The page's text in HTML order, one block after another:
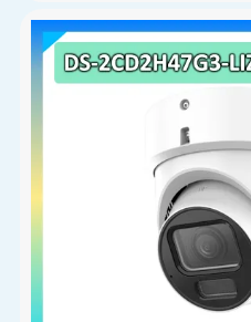
nhận diện chính xác tích hợp
với đầu ghi hình, nhìn ban